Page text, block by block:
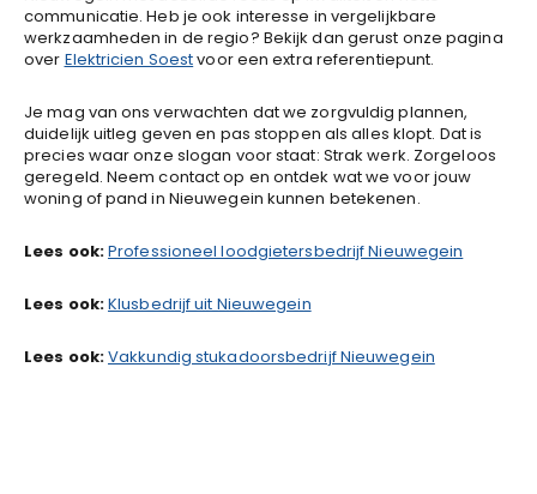
communicatie. Heb je ook interesse in vergelijkbare
werkzaamheden in de regio? Bekijk dan gerust onze pagina
over Elektricien Soestvoor een extra referentiepunt.
Je mag van ons verwachten dat we zorgvuldig plannen,
duidelijk uitleg geven en pas stoppen als alles klopt. Dat is
precies waar onze slogan voor staat: Strak werk. Zorgeloos
geregeld. Neem contact op en ontdek wat we voor jouw
woning of pand in Nieuwegein kunnen betekenen.
Lees ook:Professioneel loodgietersbedrijf Nieuwegein
Lees ook:Klusbedrijf uit Nieuwegein
Lees ook:Vakkundig stukadoorsbedrijf Nieuwegein